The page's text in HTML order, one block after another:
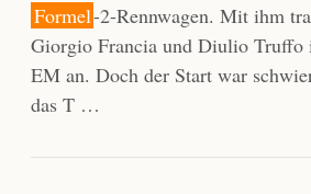
Formel-2-Rennwagen. Mit ihm
Giorgio Francia und Diulio Truffo
EM an. Doch der Start war
das T …